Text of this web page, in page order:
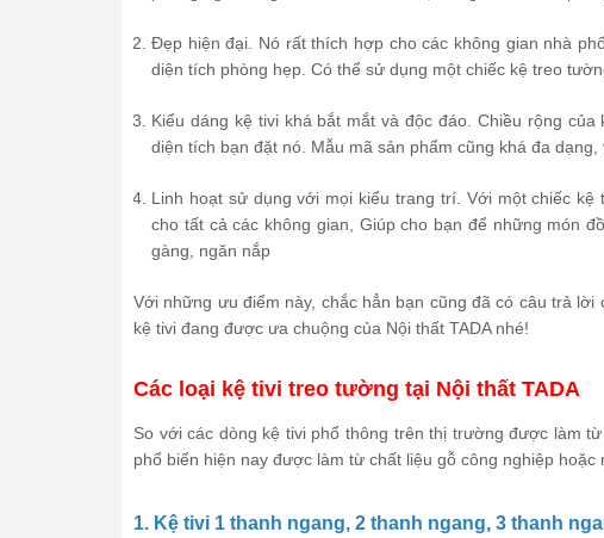
Đẹp hiện đại. Nó rất thích hợp cho các không gian nhà
diện tích phòng hẹp. Có thể sử dụng một chiếc kệ treo
Kiểu dáng kệ tivi khá bắt mắt và độc đáo. Chiều rộng
diện tích bạn đặt nó. Mẫu mã sản phẩm cũng khá đa
Linh hoạt sử dụng với mọi kiểu trang trí. Với một chiếc
cho tất cả các không gian, Giúp cho bạn để những món
gàng, ngăn nắp
Với những ưu điểm này, chắc hẳn bạn cũng đã có câu trả
kệ tivi đang được ưa chuộng của Nội thất TADA nhé!
Các loại kệ tivi treo tường tại Nội thất TADA
So với các dòng kệ tivi phổ thông trên thị trường được làm
phổ biến hiện nay được làm từ chất liệu gỗ công nghiệp
1. Kệ tivi 1 thanh ngang, 2 thanh ngang, 3 thanh